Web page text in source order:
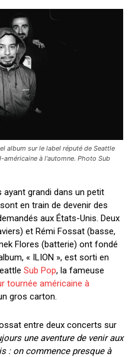
album sur le label réputé de Seattle
américaine à l'automne. Photo Sub
ayant grandi dans un petit
en train de devenir des
aux États-Unis. Deux
et Rémi Fossat (basse,
Flores (batterie) ont fondé
« ILION », est sorti en
Sub Pop, la fameuse
tournée américaine à
gros carton.
entre deux concerts sur
une aventure de venir aux
: on commence presque à